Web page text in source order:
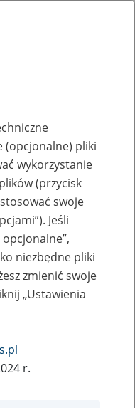
profili
firmy
(opcjonalne) pliki
wykorzystanie
(przycisk
swoje
Jeśli
niezbędne pliki
zmienić swoje
„Ustawienia
r.